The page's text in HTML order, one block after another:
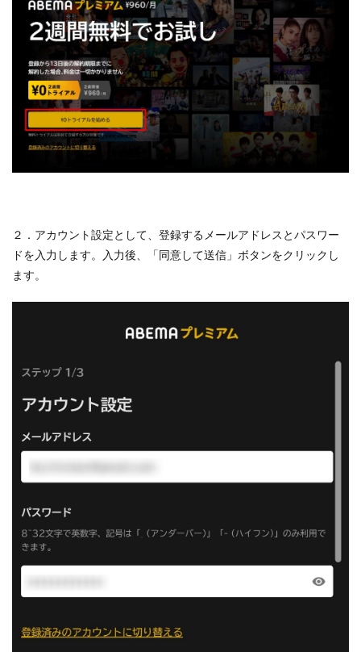
２．アカウント設定として、登録するメールアドレスとパスワー
ドを入力します。入力後、「同意して送信」ボタンをクリックし
ます。